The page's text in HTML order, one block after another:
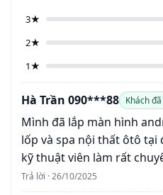
3★
2★
1★
Hà Trần 090***88 Khách
Mình đã lắp màn hình
lốp và spa nội thất ôtô tại
kỹ thuật viên làm rất
Trả lời · 26/10/2025